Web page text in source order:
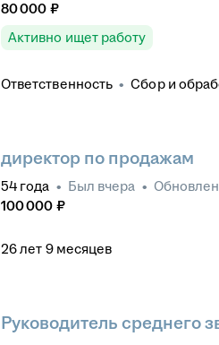
80 000 ₽
Активно ищет работу
Ответственность • Сбор и
Составление юридических
директор по продажам
54 года • Был вчера •
100 000 ₽
26лет 9 месяцев
Руководитель среднего